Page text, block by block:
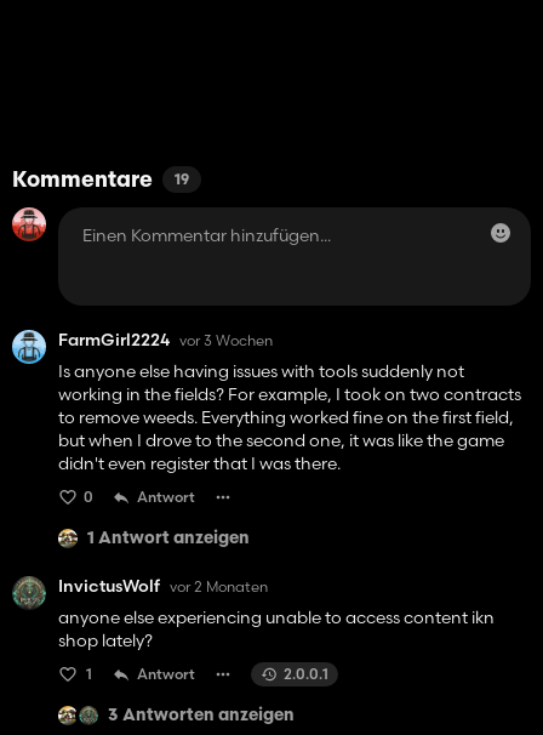
Kommentare 19
FarmGirl2224 vor 3 Wochen
Is anyone else having issues with tools suddenly not
working in the fields? For example, I took on two contracts
to remove weeds. Everything worked fine on the first field,
but when I drove to the second one, it was like the game
didn't even register that I was there.
0 Antwort
1 Antwort anzeigen
InvictusWolf vor 2 Monaten
anyone else experiencing unable to access content ikn
shop lately?
1 Antwort 2.0.0.1
3 Antworten anzeigen